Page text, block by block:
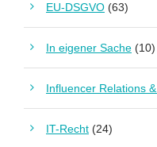
EU-DSGVO (63)
In eigener Sache (10)
Influencer Relations
IT-Recht (24)